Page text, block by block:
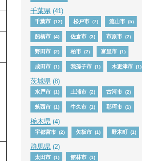
千葉県(41)
千葉市 (12) 松戸市 (7) 流山市 (5)
船橋市 (4) 佐倉市 (3) 市原市 (2)
野田市 (2) 柏市 (2) 富里市 (1)
成田市 (1) 我孫子市 (1) 木更津市 (1)
茨城県(8)
水戸市 (1) 土浦市 (2) 古河市 (2)
筑西市 (1) 牛久市 (1) 那珂市 (1)
栃木県(4)
宇都宮市 (2) 矢板市 (1) 野木町 (1)
群馬県(2)
太田市 (1) 館林市 (1)